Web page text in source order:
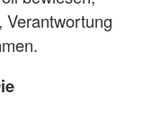
Verantwortung